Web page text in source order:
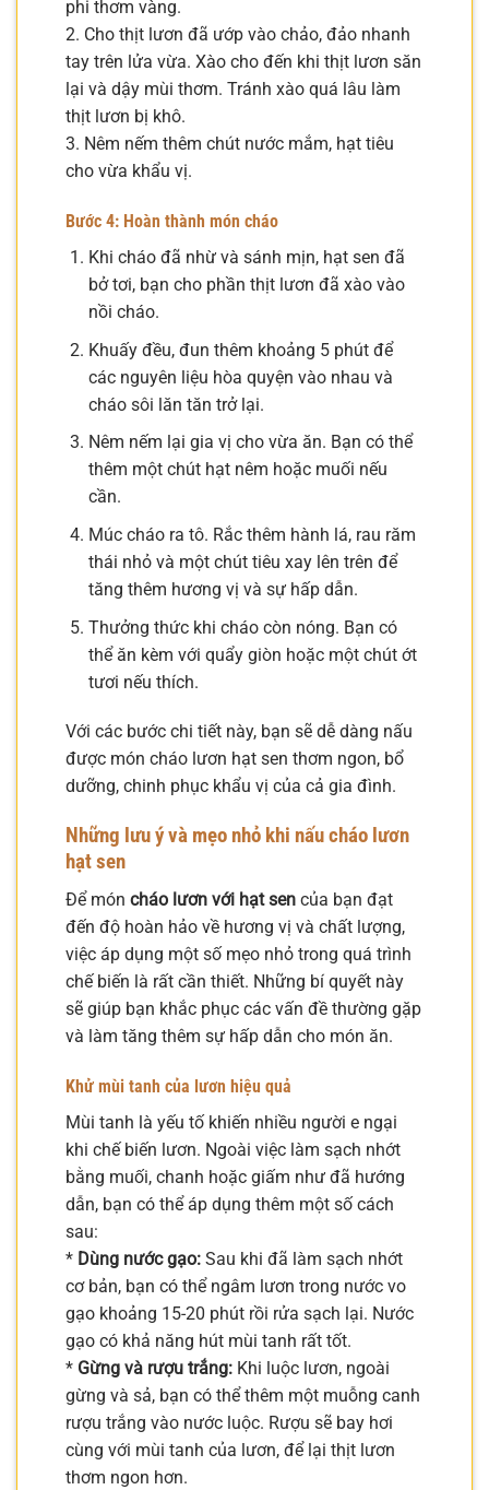
phi thơm vàng.
2. Cho thịt lươn đã ướp vào chảo, đảo nhanh
tay trên lửa vừa. Xào cho đến khi thịt lươn săn
lại và dậy mùi thơm. Tránh xào quá lâu làm
thịt lươn bị khô.
3. Nêm nếm thêm chút nước mắm, hạt tiêu
cho vừa khẩu vị.
Bước 4: Hoàn thành món cháo
Khi cháo đã nhừ và sánh mịn, hạt sen đã
bở tơi, bạn cho phần thịt lươn đã xào vào
nồi cháo.
Khuấy đều, đun thêm khoảng 5 phút để
các nguyên liệu hòa quyện vào nhau và
cháo sôi lăn tăn trở lại.
Nêm nếm lại gia vị cho vừa ăn. Bạn có thể
thêm một chút hạt nêm hoặc muối nếu
cần.
Múc cháo ra tô. Rắc thêm hành lá, rau răm
thái nhỏ và một chút tiêu xay lên trên để
tăng thêm hương vị và sự hấp dẫn.
Thưởng thức khi cháo còn nóng. Bạn có
thể ăn kèm với quẩy giòn hoặc một chút ớt
tươi nếu thích.
Với các bước chi tiết này, bạn sẽ dễ dàng nấu
được món cháo lươn hạt sen thơm ngon, bổ
dưỡng, chinh phục khẩu vị của cả gia đình.
Những lưu ý và mẹo nhỏ khi nấu cháo lươn
hạt sen
Để món cháo lươn với hạt sen của bạn đạt
đến độ hoàn hảo về hương vị và chất lượng,
việc áp dụng một số mẹo nhỏ trong quá trình
chế biến là rất cần thiết. Những bí quyết này
sẽ giúp bạn khắc phục các vấn đề thường gặp
và làm tăng thêm sự hấp dẫn cho món ăn.
Khử mùi tanh của lươn hiệu quả
Mùi tanh là yếu tố khiến nhiều người e ngại
khi chế biến lươn. Ngoài việc làm sạch nhớt
bằng muối, chanh hoặc giấm như đã hướng
dẫn, bạn có thể áp dụng thêm một số cách
sau:
* Dùng nước gạo: Sau khi đã làm sạch nhớt
cơ bản, bạn có thể ngâm lươn trong nước vo
gạo khoảng 15-20 phút rồi rửa sạch lại. Nước
gạo có khả năng hút mùi tanh rất tốt.
* Gừng và rượu trắng: Khi luộc lươn, ngoài
gừng và sả, bạn có thể thêm một muỗng canh
rượu trắng vào nước luộc. Rượu sẽ bay hơi
cùng với mùi tanh của lươn, để lại thịt lươn
thơm ngon hơn.